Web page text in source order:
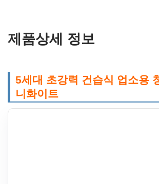
제품상세 정보
5세대 초강력 건습식 업소용
니화이트